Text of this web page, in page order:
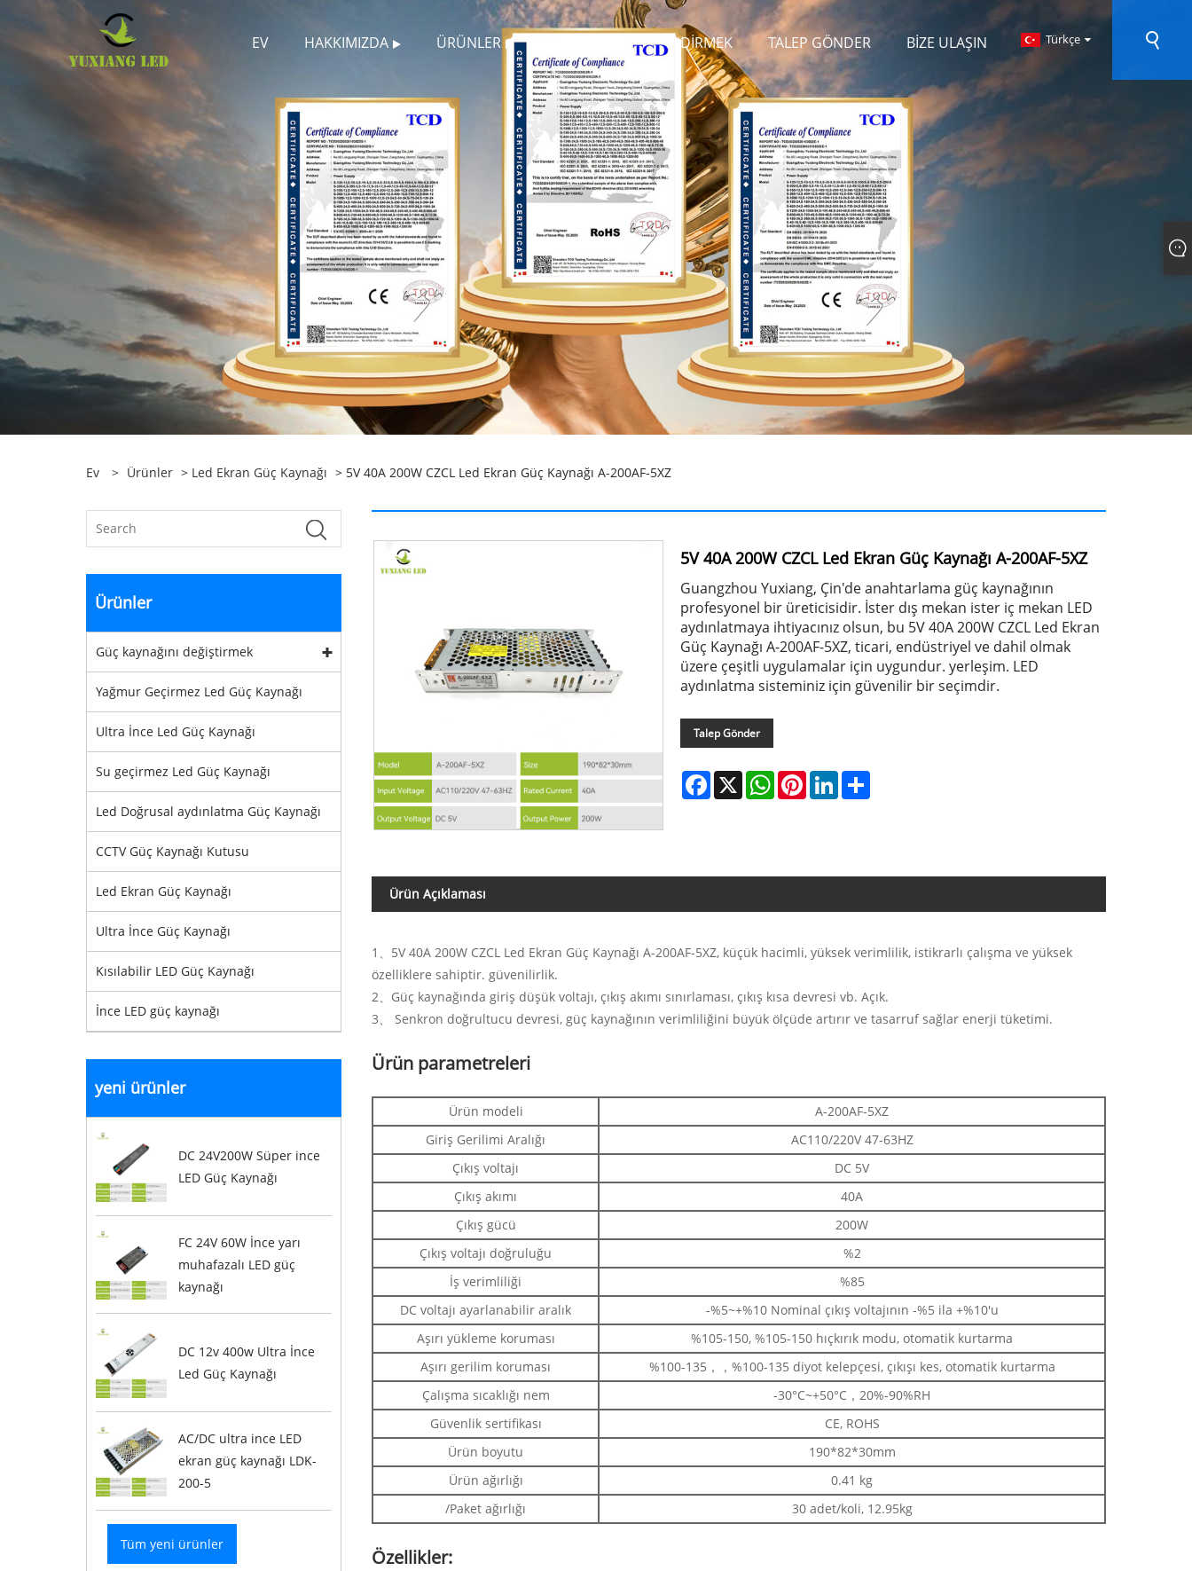
EV HAKKIMIZDA ÜRÜNLER İNDIRMEK TALEP GÖNDER BIZE ULAŞIN Türkçe
Ev > Ürünler > Led Ekran Güç Kaynağı > 5V 40A 200W CZCL Led Ekran Güç Kaynağı A-200AF-5XZ
Ürünler
Güç kaynağını değiştirmek
Yağmur Geçirmez Led Güç Kaynağı
Ultra İnce Led Güç Kaynağı
Su geçirmez Led Güç Kaynağı
Led Doğrusal aydınlatma Güç Kaynağı
CCTV Güç Kaynağı Kutusu
Led Ekran Güç Kaynağı
Ultra İnce Güç Kaynağı
Kısılabilir LED Güç Kaynağı
İnce LED güç kaynağı
yeni ürünler
DC 24V200W Süper ince
LED Güç Kaynağı
FC 24V 60W İnce yarı
muhafazalı LED güç
kaynağı
DC 12v 400w Ultra İnce
Led Güç Kaynağı
AC/DC ultra ince LED
ekran güç kaynağı LDK-
200-5
Tüm yeni ürünler
5V 40A 200W CZCL Led Ekran Güç Kaynağı A-200AF-5XZ
Guangzhou Yuxiang, Çin'de anahtarlama güç kaynağının
profesyonel bir üreticisidir. İster dış mekan ister iç mekan LED
aydınlatmaya ihtiyacınız olsun, bu 5V 40A 200W CZCL Led Ekran
Güç Kaynağı A-200AF-5XZ, ticari, endüstriyel ve dahil olmak
üzere çeşitli uygulamalar için uygundur. yerleşim. LED
aydınlatma sisteminiz için güvenilir bir seçimdir.
Talep Gönder
Facebook
X WhatsAppPinterestLinkedInShare
Ürün Açıklaması
1、5V 40A 200W CZCL Led Ekran Güç Kaynağı A-200AF-5XZ, küçük hacimli, yüksek verimlilik, istikrarlı çalışma ve yüksek
özelliklere sahiptir. güvenilirlik.
2、Güç kaynağında giriş düşük voltajı, çıkış akımı sınırlaması, çıkış kısa devresi vb. Açık.
3、 Senkron doğrultucu devresi, güç kaynağının verimliliğini büyük ölçüde artırır ve tasarruf sağlar enerji tüketimi.
Ürün parametreleri
Ürün modeli
A-200AF-5XZ
Giriş Gerilimi Aralığı
AC110/220V 47-63HZ
Çıkış voltajı
DC 5V
Çıkış akımı
40A
Çıkış gücü
200W
Çıkış voltajı doğruluğu
%2
İş verimliliği
%85
DC voltajı ayarlanabilir aralık
-%5~+%10 Nominal çıkış voltajının -%5 ila +%10'u
Aşırı yükleme koruması
%105-150, %105-150 hıçkırık modu, otomatik kurtarma
Aşırı gerilim koruması
%100-135，，%100-135 diyot kelepçesi, çıkışı kes, otomatik kurtarma
Çalışma sıcaklığı nem
-30°C~+50°C，20%-90%RH
Güvenlik sertifikası
CE, ROHS
Ürün boyutu
190*82*30mm
Ürün ağırlığı
0.41 kg
/Paket ağırlığı
30 adet/koli, 12.95kg
Özellikler: